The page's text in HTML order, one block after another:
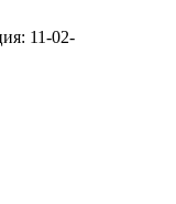
11-02-